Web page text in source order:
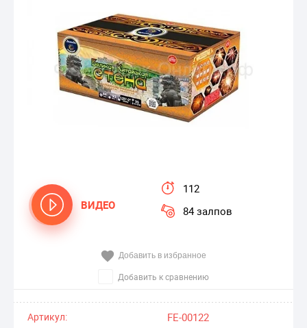
ВИДЕО
112
84 залпов
Добавить в избранное
Добавить к сравнению
Артикул: FE-00122